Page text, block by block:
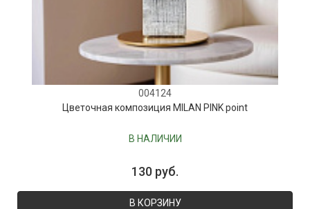
004124
Цветочная композиция MILAN PINK point
В НАЛИЧИИ
130 руб.
В КОРЗИНУ